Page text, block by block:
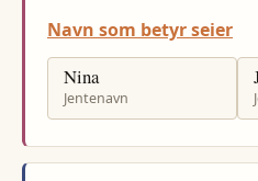
Navn som betyr seier
Nina
Jentenavn